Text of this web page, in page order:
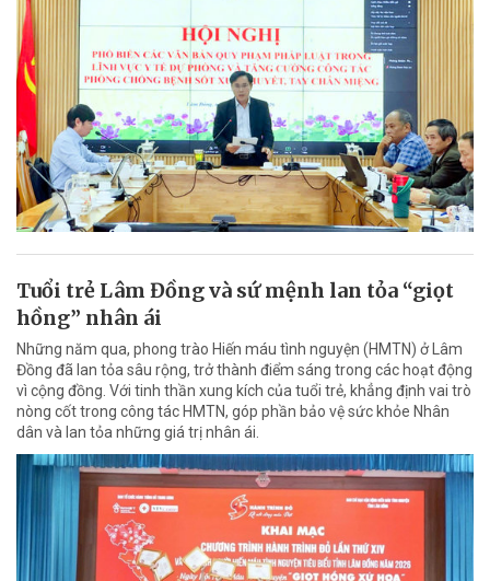
Tuổi trẻ Lâm Đồng và sứ mệnh lan tỏa “giọt
hồng” nhân ái
Những năm qua, phong trào Hiến máu tình nguyện (HMTN) ở Lâm
Đồng đã lan tỏa sâu rộng, trở thành điểm sáng trong các hoạt động
vì cộng đồng. Với tinh thần xung kích của tuổi trẻ, khẳng định vai trò
nòng cốt trong công tác HMTN, góp phần bảo vệ sức khỏe Nhân
dân và lan tỏa những giá trị nhân ái.